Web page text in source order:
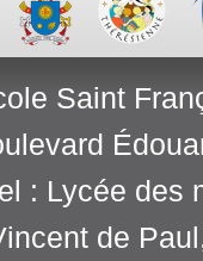
Saint
: Lycée des
de